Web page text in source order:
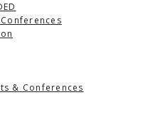
& Conferences